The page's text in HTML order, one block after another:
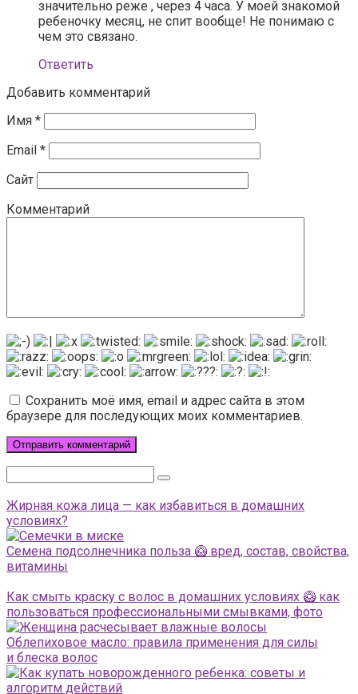
значительно реже , через 4 часа. У моей знакомой
ребеночку месяц, не спит вообще! Не понимаю с
чем это связано.
Ответить
Добавить комментарий
Имя *
Email *
Сайт
Комментарий
Сохранить моё имя, email и адрес сайта в этом
браузере для последующих моих комментариев.
Жирная кожа лица — как избавиться в домашних
условиях?
Семена подсолнечника польза 🥝 вред, состав, свойства,
витамины
Как смыть краску с волос в домашних условиях 🥝 как
пользоваться профессиональными смывками, фото
Облепиховое масло: правила применения для силы
и блеска волос